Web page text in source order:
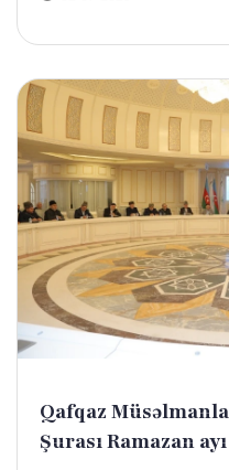
Qafqaz
Şurası Ramazan